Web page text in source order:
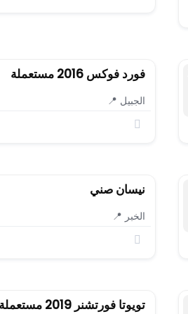
فورد فوكس 2016 مستعملة
الجبيل 📍
نيسان صني
الخبر 📍
تويوتا فورتشنر 2019 مستعملة